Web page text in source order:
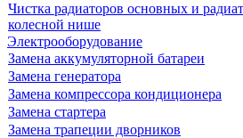
Чистка радиаторов основных и
колесной нише
Электрооборудование
Замена аккумуляторной батареи
Замена генератора
Замена компрессора кондиционера
Замена стартера
Замена трапеции дворников